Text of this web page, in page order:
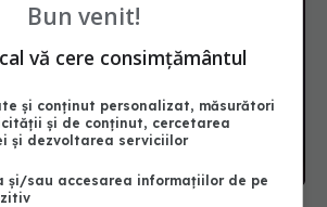
ascunse, descoperite la
Bun venit!
vă cere consimțământul
și conținut personalizat, măsurători
și de conținut, cercetarea
și dezvoltarea serviciilor
și/sau accesarea informațiilor de pe